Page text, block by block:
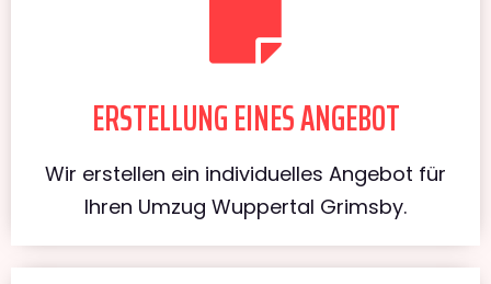
ERSTELLUNG EINES ANGEBOT
Wir erstellen ein individuelles Angebot für
Ihren Umzug Wuppertal Grimsby.